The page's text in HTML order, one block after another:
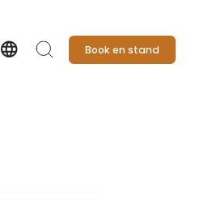
languageLanguage
Søg Book en stand